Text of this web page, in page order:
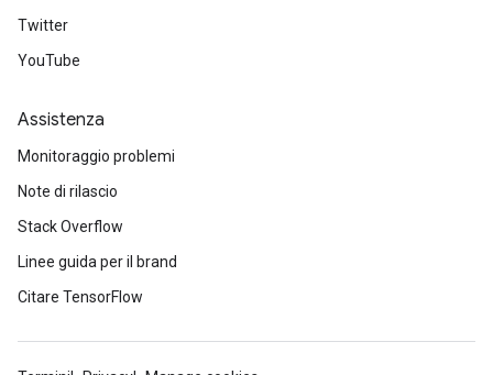
Twitter
YouTube
Assistenza
Monitoraggio problemi
Note di rilascio
Stack Overflow
Linee guida per il brand
Citare TensorFlow